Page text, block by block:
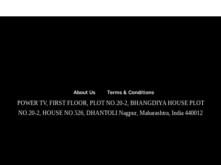
About Us Terms & Conditions
POWER TV, FIRST FLOOR, PLOT NO.20-2, BHANGDIYA HOUSE PLOT
NO.20-2, HOUSE NO.526, DHANTOLI Nagpur, Maharashtra, India 440012